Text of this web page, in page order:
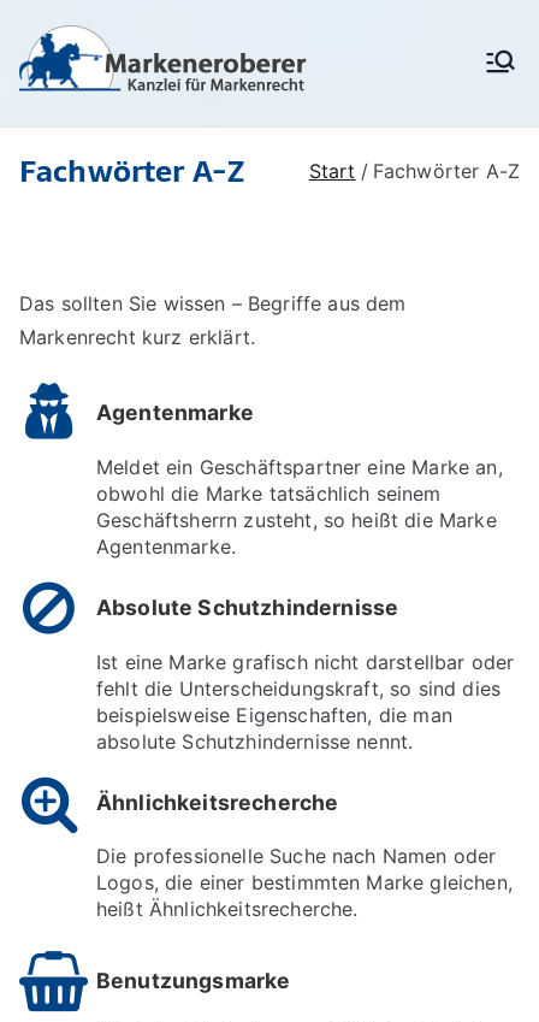
Inhalt
springen
Markenanm
eldung,
Markenschu
t:
Markenrecht,
Markenschutz,
Widerspruchsverfahren,
Löschungsverfahren,
Fachwörter A-Z Start Fachwörter A-Z
Das sollten Sie wissen – Begriffe aus dem
Markenrecht kurz erklärt.
Agentenmarke
Meldet ein Geschäftspartner eine Marke an,
obwohl die Marke tatsächlich seinem
Geschäftsherrn zusteht, so heißt die Marke
Agentenmarke.
Absolute Schutzhindernisse
Ist eine Marke grafisch nicht darstellbar oder
fehlt die Unterscheidungskraft, so sind dies
beispielsweise Eigenschaften, die man
absolute Schutzhindernisse nennt.
Ähnlichkeitsrecherche
Die professionelle Suche nach Namen oder
Logos, die einer bestimmten Marke gleichen,
heißt Ähnlichkeitsrecherche.
Benutzungsmarke